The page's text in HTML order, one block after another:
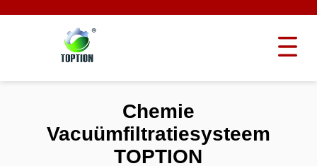
Chemie
Vacuümfiltratiesysteem
TOPTION